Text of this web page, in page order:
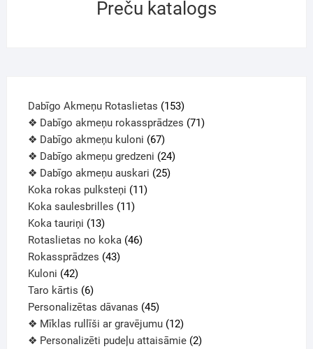
Preču katalogs
Dabīgo Akmeņu Rotaslietas 153
❖ Dabīgo akmeņu rokassprādzes 71
❖ Dabīgo akmeņu kuloni 67
❖ Dabīgo akmeņu gredzeni 24
❖ Dabīgo akmeņu auskari 25
Koka rokas pulksteņi 11
Koka saulesbrilles 11
Koka tauriņi 13
Rotaslietas no koka 46
Rokassprādzes 43
Kuloni 42
Taro kārtis 6
Personalizētas dāvanas 45
❖ Mīklas rullīši ar gravējumu 12
❖ Personalizēti pudeļu attaisāmie 2